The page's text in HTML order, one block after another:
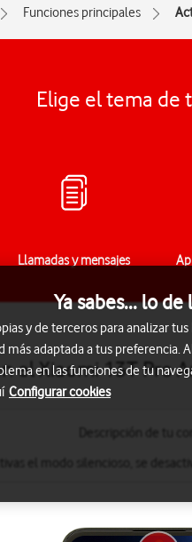
Funciones principales
Elige el tema de
Llamadas y mensajes
el Xiaomi 13T Pro
el modo silencioso, se
Ya sabes... lo
y de terceros para analizar
adaptada a tus preferencia.
en las funciones de tu
Configurar cookies